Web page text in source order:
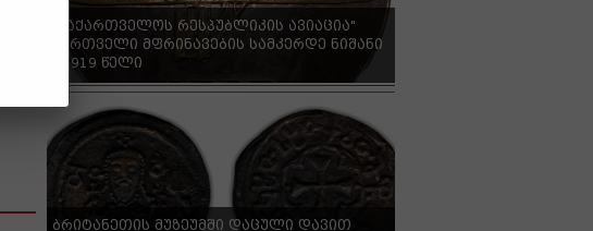
"საქართველოს რესპუბლიკის ავიაცია"
ქართველი მფრინავების სამკერდე ნიშანი
- 1919 წელი
ბრიტანეთის მუზეუმში დაცული დავით